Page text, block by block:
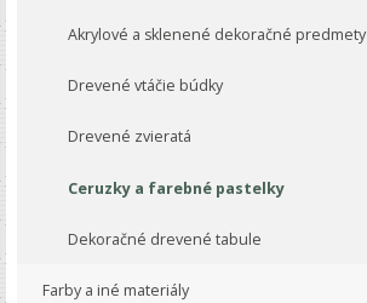
Akrylové a sklenené dekoračné predmety
Drevené vtáčie búdky
Drevené zvieratá
Ceruzky a farebné pastelky
Dekoračné drevené tabule
Farby a iné materiály